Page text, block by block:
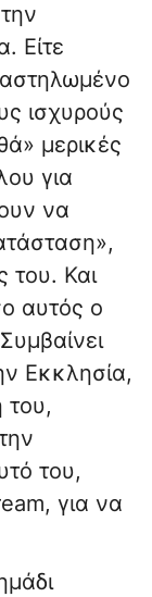
Είτε
ισχυρούς
μερικές
για
να
του. Και
αυτός ο
Εκκλησία,
του,
του,
για να